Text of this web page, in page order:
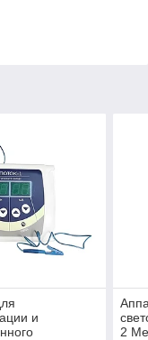
и
2